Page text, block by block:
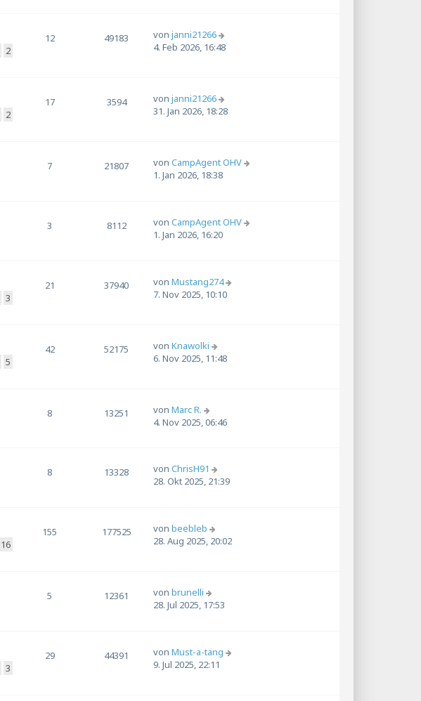
2
12 49183 von janni21266
4. Feb 2026, 16:48
2
17 3594 von janni21266
31. Jan 2026, 18:28
7 21807 von CampAgent OHV
1. Jan 2026, 18:38
3 8112 von CampAgent OHV
1. Jan 2026, 16:20
3
21 37940 von Mustang274
7. Nov 2025, 10:10
5
42 52175 von Knawolki
6. Nov 2025, 11:48
8 13251 von Marc R.
4. Nov 2025, 06:46
8 13328 von ChrisH91
28. Okt 2025, 21:39
16
155 177525 von beebleb
28. Aug 2025, 20:02
5 12361 von brunelli
28. Jul 2025, 17:53
3
29 44391 von Must-a-tang
9. Jul 2025, 22:11